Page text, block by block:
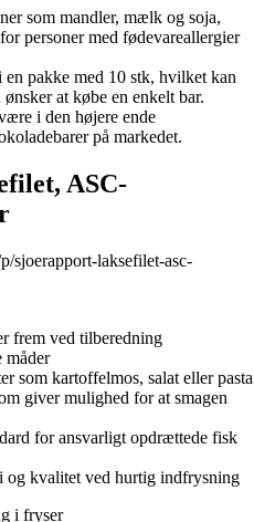
som mandler, mælk og soja,
personer med fødevareallergier
pakke med 10 stk, hvilket kan
at købe en enkelt bar.
i den højere ende
på markedet.
ASC-
sjoerapport-laksefilet-asc-
frem ved tilberedning
måder
som kartoffelmos, salat eller pasta
giver mulighed for at smagen
for ansvarligt opdrættede fisk
kvalitet ved hurtig indfrysning
i fryser